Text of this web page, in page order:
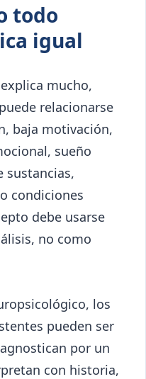
todo
igual
mucho,
relacionarse
baja motivación,
sueño
sustancias,
condiciones
debe usarse
no como
los
pueden ser
por un
con historia,